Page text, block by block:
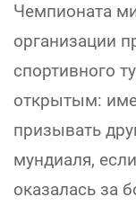
Чемпионата
организации
спортивного
открытым:
призывать
мундиаля,
оказалась за